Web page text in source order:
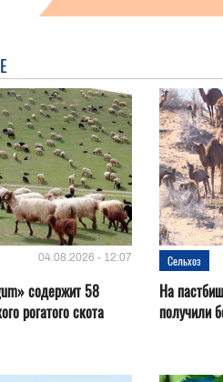
04.08.2026 - 12:07
содержит 58
рогатого скота
Сельхоз
На
получили